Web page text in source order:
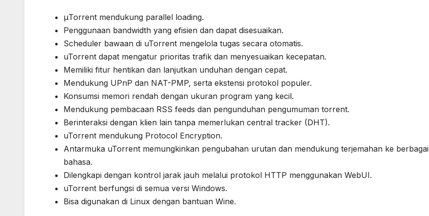
μTorrent mendukung parallel loading.
Penggunaan bandwidth yang efisien dan dapat disesuaikan.
Scheduler bawaan di uTorrent mengelola tugas secara otomatis.
uTorrent dapat mengatur prioritas trafik dan menyesuaikan kecepatan.
Memiliki fitur hentikan dan lanjutkan unduhan dengan cepat.
Mendukung UPnP dan NAT-PMP, serta ekstensi protokol populer.
Konsumsi memori rendah dengan ukuran program yang kecil.
Mendukung pembacaan RSS feeds dan pengunduhan pengumuman torrent.
Berinteraksi dengan klien lain tanpa memerlukan central tracker (DHT).
uTorrent mendukung Protocol Encryption.
Antarmuka uTorrent memungkinkan pengubahan urutan dan mendukung terjemahan ke berbagai
bahasa.
Dilengkapi dengan kontrol jarak jauh melalui protokol HTTP menggunakan WebUI.
uTorrent berfungsi di semua versi Windows.
Bisa digunakan di Linux dengan bantuan Wine.